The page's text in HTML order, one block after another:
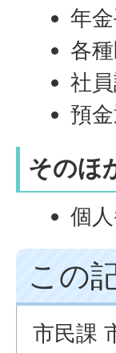
年
各
社
預
そのほ
個
この
市民課